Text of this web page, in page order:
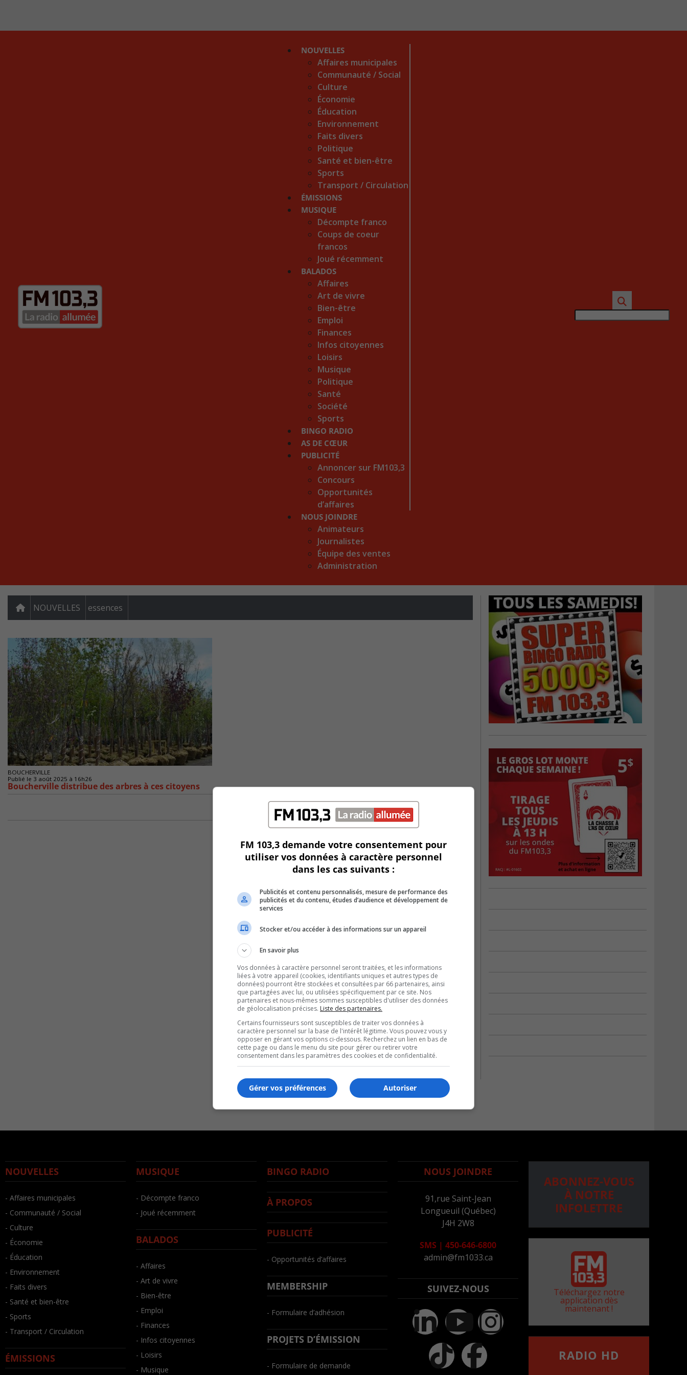
NOUVELLES
Affaires municipales
Communauté / Social
Culture
Économie
Éducation
Environnement
Faits divers
Politique
Santé et bien-être
Sports
Transport / Circulation
ÉMISSIONS
MUSIQUE
Décompte franco
Coups de coeur
francos
Joué récemment
BALADOS
Affaires
Art de vivre
Bien-être
Emploi
Finances
Infos citoyennes
Loisirs
Musique
Politique
Santé
Société
Sports
BINGO RADIO
AS DE CŒUR
PUBLICITÉ
Annoncer sur FM103,3
Concours
Opportunités
d’affaires
NOUS JOINDRE
Animateurs
Journalistes
Équipe des ventes
Administration
NOUVELLES essences
BOUCHERVILLE
Publié le 3 août 2025 à 16h26
Boucherville distribue des arbres à ces citoyens
NOUVELLES
- Affaires municipales
- Communauté / Social
- Culture
- Économie
- Éducation
- Environnement
- Faits divers
- Santé et bien-être
- Sports
- Transport / Circulation
ÉMISSIONS
MUSIQUE
- Décompte franco
- Joué récemment
BALADOS
- Affaires
- Art de vivre
- Bien-être
- Emploi
- Finances
- Infos citoyennes
- Loisirs
- Musique
BINGO RADIO
À PROPOS
PUBLICITÉ
- Opportunités d’affaires
MEMBERSHIP
- Formulaire d’adhésion
PROJETS D’ÉMISSION
- Formulaire de demande
NOUS JOINDRE
91,rue Saint-Jean
Longueuil (Québec)
J4H 2W8
SMS | 450-646-6800
admin@fm1033.ca
SUIVEZ-NOUS
ABONNEZ-VOUS
À NOTRE
INFOLETTRE
Téléchargez notre
application dès
maintenant !
RADIO HD
FM 103,3 demande votre consentement pour
utiliser vos données à caractère personnel
dans les cas suivants :
Publicités et contenu personnalisés, mesure de performance des
publicités et du contenu, études d’audience et développement de
services
Stocker et/ou accéder à des informations sur un appareil
En savoir plus
Vos données à caractère personnel seront traitées, et les informations
liées à votre appareil (cookies, identifiants uniques et autres types de
données) pourront être stockées et consultées par 66 partenaires, ainsi
que partagées avec lui, ou utilisées spécifiquement par ce site. Nos
partenaires et nous-mêmes sommes susceptibles d'utiliser des données
de géolocalisation précises. Liste des partenaires.
Certains fournisseurs sont susceptibles de traiter vos données à
caractère personnel sur la base de l'intérêt légitime. Vous pouvez vous y
opposer en gérant vos options ci-dessous. Recherchez un lien en bas de
cette page ou dans le menu du site pour gérer ou retirer votre
consentement dans les paramètres des cookies et de confidentialité.
Autoriser
Gérer vos préférences